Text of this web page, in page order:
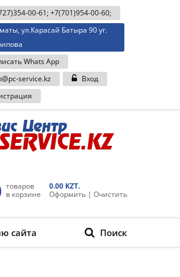
00-61;+7(701)954-00-60;
ул.Карасай Батыра 90 уг.
Whats App
service.kz
Вход
товаров
в корзине
0.00 KZT.
Оформить | Очистить
сайта Поиск